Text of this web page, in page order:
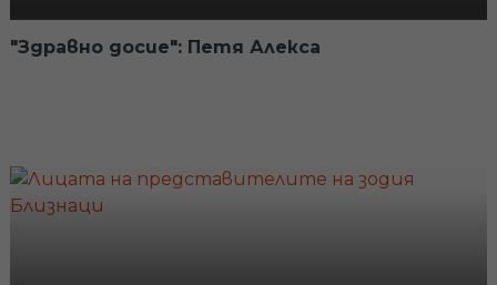
"Здравно досие": Петя Алекса